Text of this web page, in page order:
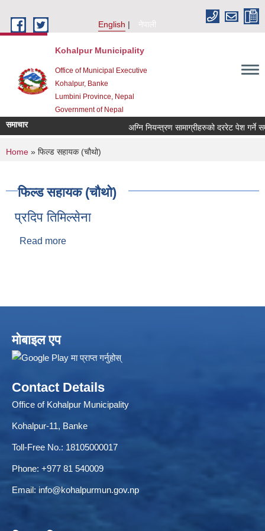
English
नेपाली
Kohalpur Municipality
Office of Municipal Executive
Kohalpur, Banke
Lumbini Province, Nepal
Government of Nepal
समाचार
You are here
Home » फिल्ड सहायक (चौथो)
फिल्ड सहायक (चौथो)
प्रदिप तिमिल्सेना
Read more
मोबाइल एप
Contact Details
Office of Kohalpur Municipality
Kohalpur-11, Banke
Toll-Free No.: 18105000017
Phone: +977 81 540009
Email: info@kohalpurmun.gov.np